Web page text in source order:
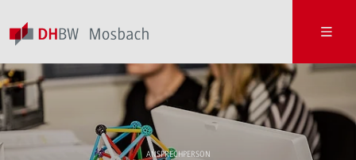
ANSPRECHPERSON